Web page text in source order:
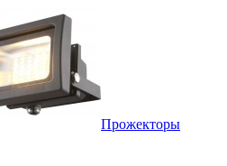
Прожекторы